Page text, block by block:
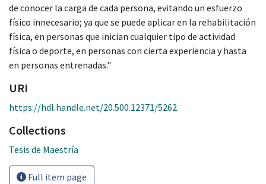
de conocer la carga de cada persona, evitando un esfuerzo
físico innecesario; ya que se puede aplicar en la rehabilitación
física, en personas que inician cualquier tipo de actividad
física o deporte, en personas con cierta experiencia y hasta
en personas entrenadas."
URI
https://hdl.handle.net/20.500.12371/5262
Collections
Tesis de Maestría
Full item page